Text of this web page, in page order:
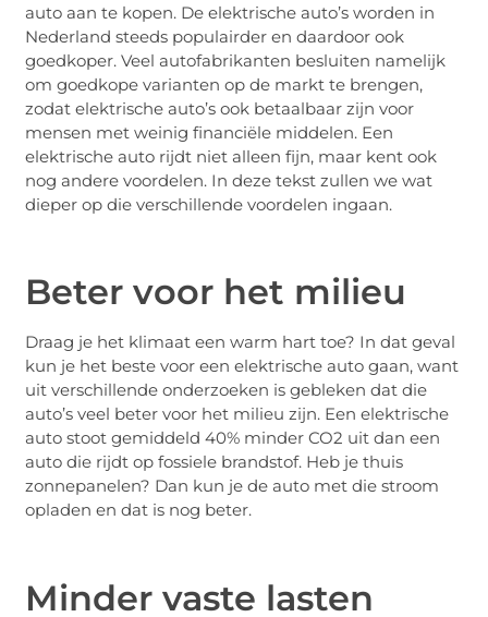
auto aan te kopen. De elektrische auto’s worden in
Nederland steeds populairder en daardoor ook
goedkoper. Veel autofabrikanten besluiten namelijk
om goedkope varianten op de markt te brengen,
zodat elektrische auto’s ook betaalbaar zijn voor
mensen met weinig financiële middelen. Een
elektrische auto rijdt niet alleen fijn, maar kent ook
nog andere voordelen. In deze tekst zullen we wat
dieper op die verschillende voordelen ingaan.
Beter voor het milieu
Draag je het klimaat een warm hart toe? In dat geval
kun je het beste voor een elektrische auto gaan, want
uit verschillende onderzoeken is gebleken dat die
auto’s veel beter voor het milieu zijn. Een elektrische
auto stoot gemiddeld 40% minder CO2 uit dan een
auto die rijdt op fossiele brandstof. Heb je thuis
zonnepanelen? Dan kun je de auto met die stroom
opladen en dat is nog beter.
Minder vaste lasten